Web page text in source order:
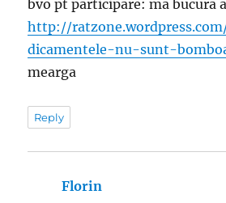
bvo pt participare: ma bucura
http://
dicamentele-nu-sunt-
mearga
Reply
Florin